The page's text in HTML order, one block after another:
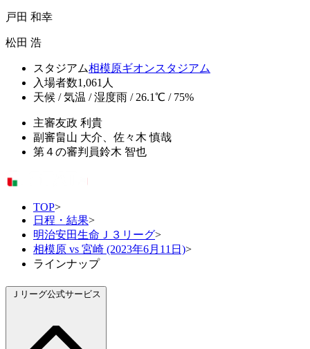
戸田 和幸
松田 浩
スタジアム相模原ギオンスタジアム
入場者数1,061人
天候 / 気温 / 湿度雨 / 26.1℃ / 75%
主審友政 利貴
副審畠山 大介、佐々木 慎哉
第４の審判員鈴木 智也
TOP>
日程・結果>
明治安田生命Ｊ３リーグ>
相模原 vs 宮崎 (2023年6月11日)>
ラインナップ
Ｊリーグ公式サービス